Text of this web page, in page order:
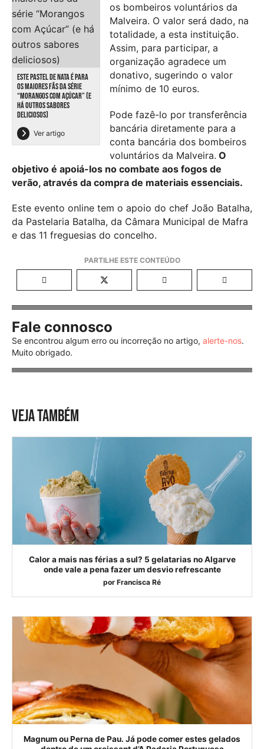
ESTE PASTEL DE NATA É PARA
OS MAIORES FÃS DA SÉRIE
“MORANGOS COM AÇÚCAR” (E
HÁ OUTROS SABORES
DELICIOSOS)
Ver artigo
os bombeiros voluntários da
Malveira. O valor será dado, na
totalidade, a esta instituição.
Assim, para participar, a
organização agradece um
donativo, sugerindo o valor
mínimo de 10 euros.
Pode fazê-lo por transferência
bancária diretamente para a
conta bancária dos bombeiros
voluntários da Malveira. O
objetivo é apoiá-los no combate aos fogos de
verão, através da compra de materiais essenciais.
Este evento online tem o apoio do chef João Batalha,
da Pastelaria Batalha, da Câmara Municipal de Mafra
e das 11 freguesias do concelho.
Fale connosco
Se encontrou algum erro ou incorreção no artigo, alerte-nos.
Muito obrigado.
VEJA TAMBÉM
Calor a mais nas férias a sul? 5 gelatarias no Algarve
onde vale a pena fazer um desvio refrescante
por Francisca Ré
Magnum ou Perna de Pau. Já pode comer estes gelados